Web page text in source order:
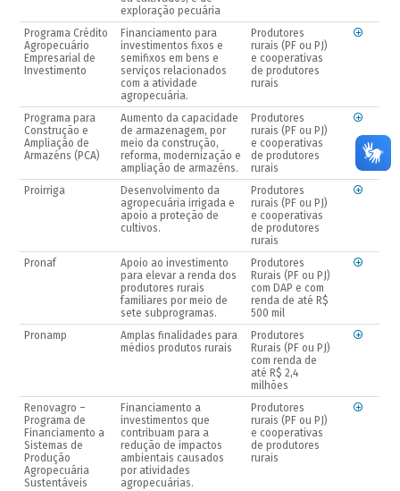
exploração pecuária
Programa Crédito
Agropecuário
Empresarial de
Investimento
Financiamento para
investimentos fixos e
semifixos em bens e
serviços relacionados
com a atividade
agropecuária.
Produtores
rurais (PF ou PJ)
e cooperativas
de produtores
rurais
Programa para
Construção e
Ampliação de
Armazéns (PCA)
Aumento da capacidade
de armazenagem, por
meio da construção,
reforma, modernização e
ampliação de armazéns.
Produtores
rurais (PF ou PJ)
e cooperativas
de produtores
rurais
Proirriga
Desenvolvimento da
agropecuária irrigada e
apoio a proteção de
cultivos.
Produtores
rurais (PF ou PJ)
e cooperativas
de produtores
rurais
Pronaf
Apoio ao investimento
para elevar a renda dos
produtores rurais
familiares por meio de
sete subprogramas.
Produtores
Rurais (PF ou PJ)
com DAP e com
renda de até R$
500 mil
Pronamp
Amplas finalidades para
médios produtos rurais
Produtores
Rurais (PF ou PJ)
com renda de
até R$ 2,4
milhões
Renovagro –
Programa de
Financiamento a
Sistemas de
Produção
Agropecuária
Sustentáveis
Financiamento a
investimentos que
contribuam para a
redução de impactos
ambientais causados
por atividades
agropecuárias.
Produtores
rurais (PF ou PJ)
e cooperativas
de produtores
rurais